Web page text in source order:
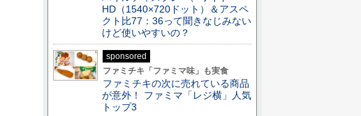
HD（1540×720ドット）＆アスペ
クト比77：36って聞きなじみない
けど使いやすいの？
sponsored
ファミチキ「ファミマ味」も実食
ファミチキの次に売れている商品
が意外！ ファミマ「レジ横」人気
トップ3